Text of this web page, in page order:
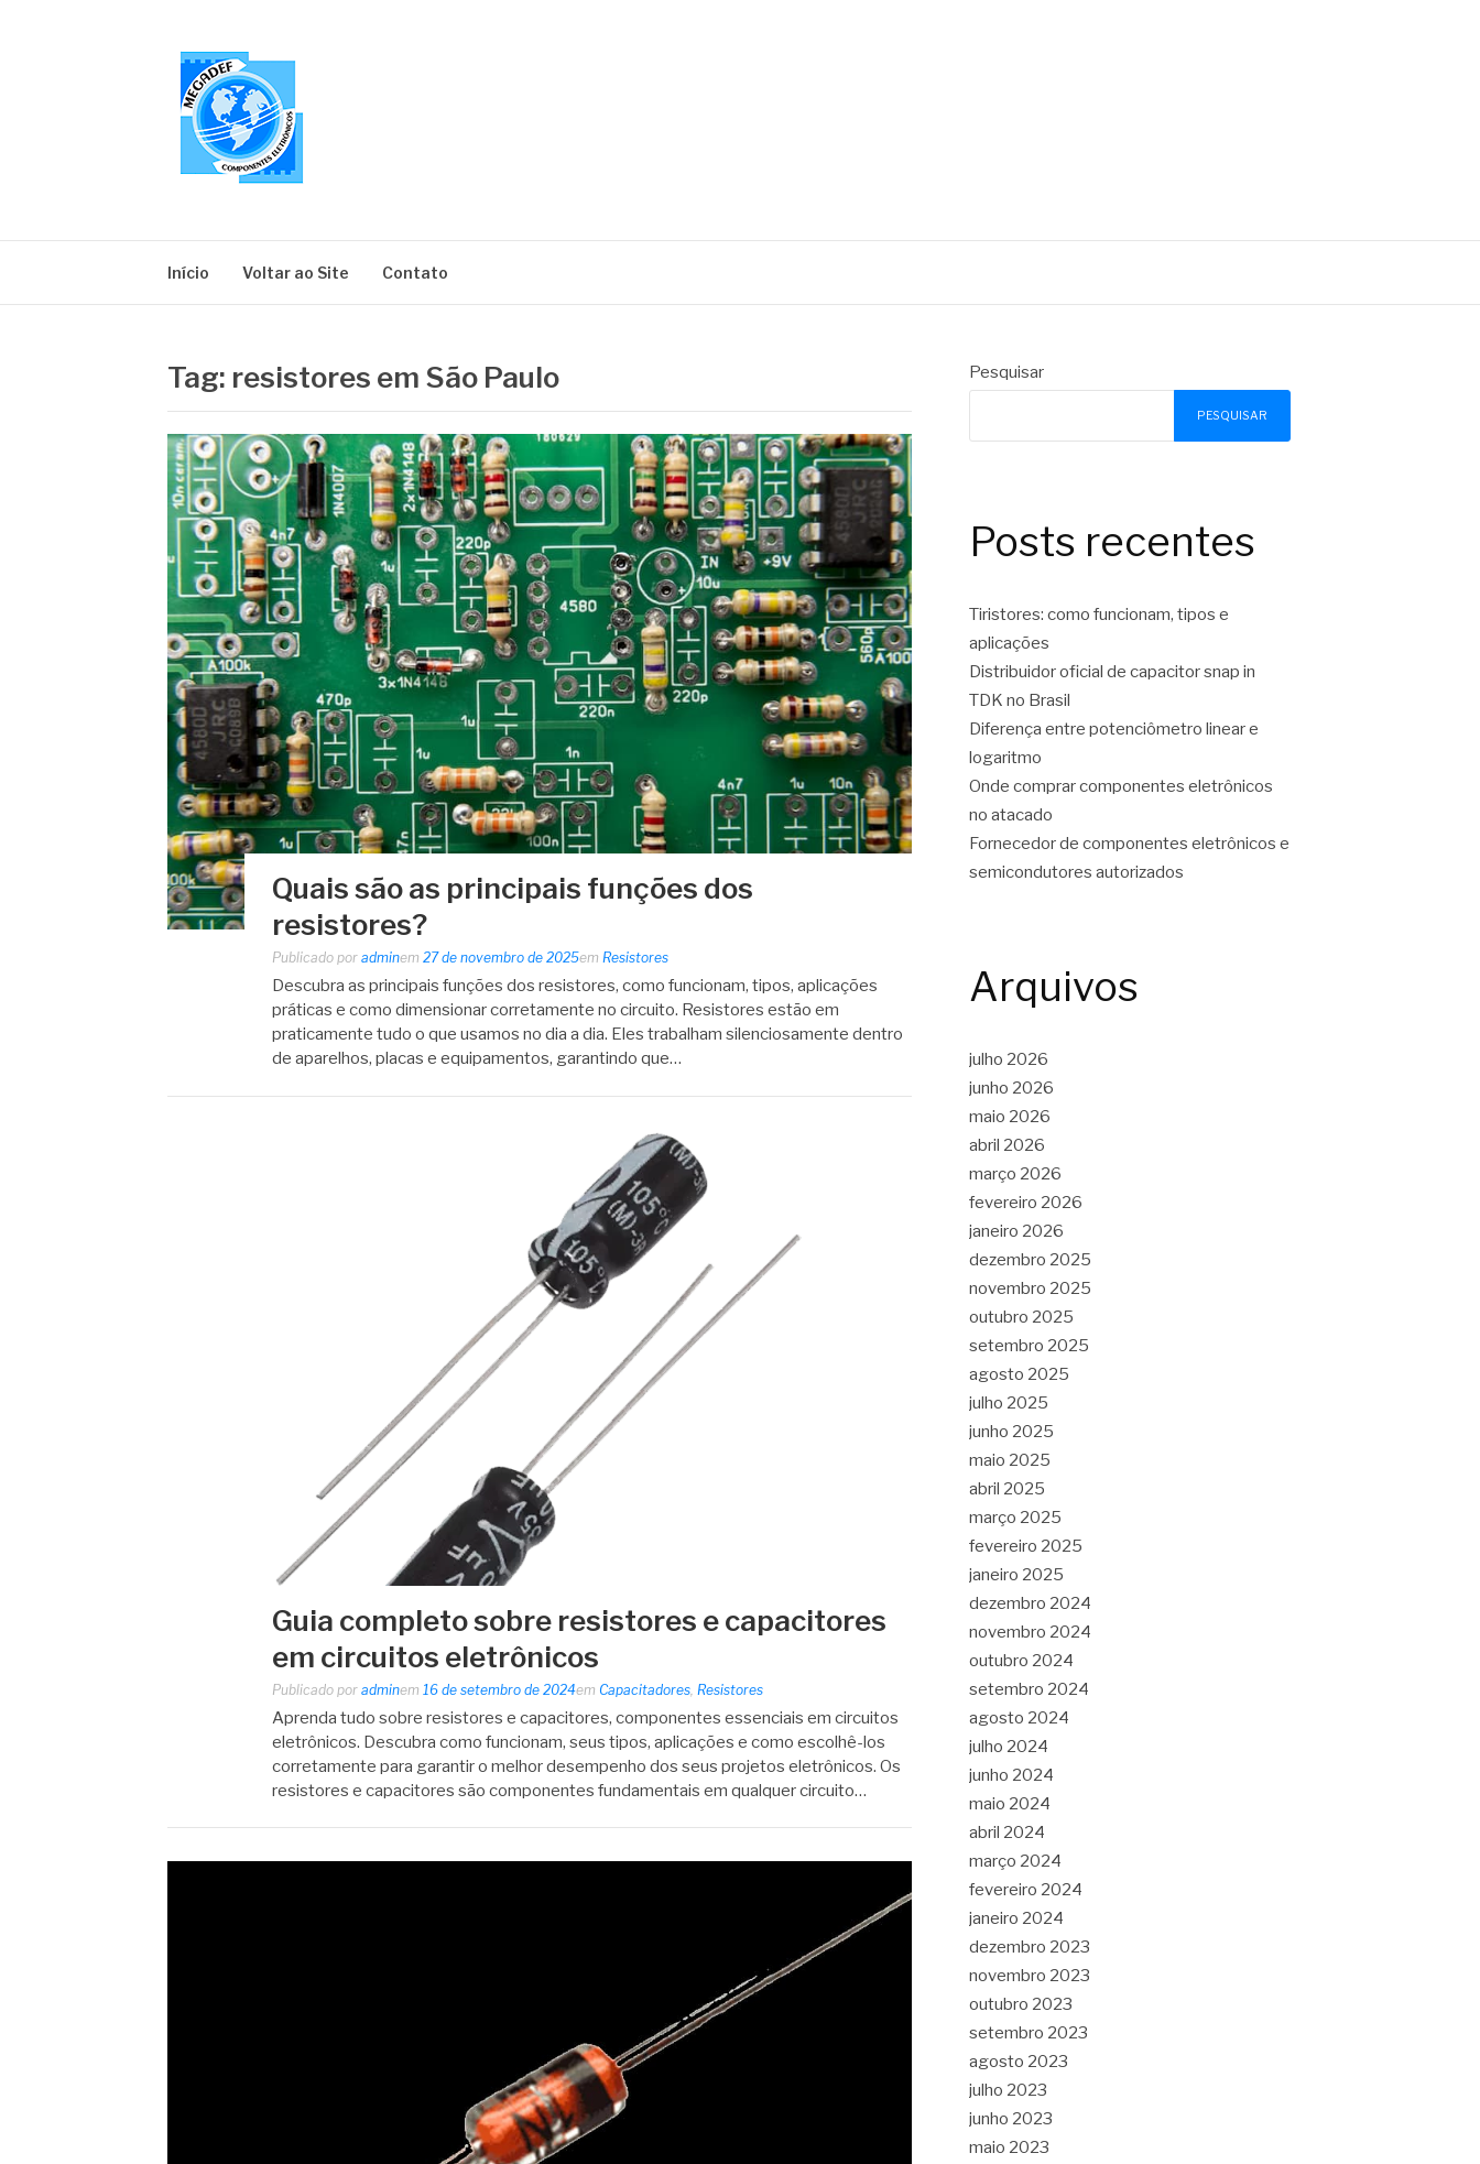
Início Voltar ao Site Contato
Tag: resistores em São Paulo
Quais são as principais funções dos
resistores?
Publicado por adminem 27 de novembro de 2025em Resistores
Descubra as principais funções dos resistores, como funcionam, tipos, aplicações
práticas e como dimensionar corretamente no circuito. Resistores estão em
praticamente tudo o que usamos no dia a dia. Eles trabalham silenciosamente dentro
de aparelhos, placas e equipamentos, garantindo que…
Guia completo sobre resistores e capacitores
em circuitos eletrônicos
Publicado por adminem 16 de setembro de 2024em Capacitadores Resistores
Aprenda tudo sobre resistores e capacitores, componentes essenciais em circuitos
eletrônicos. Descubra como funcionam, seus tipos, aplicações e como escolhê-los
corretamente para garantir o melhor desempenho dos seus projetos eletrônicos. Os
resistores e capacitores são componentes fundamentais em qualquer circuito…
Pesquisar
PESQUISAR
Posts recentes
Tiristores: como funcionam, tipos e
aplicações
Distribuidor oficial de capacitor snap in
TDK no Brasil
Diferença entre potenciômetro linear e
logaritmo
Onde comprar componentes eletrônicos
no atacado
Fornecedor de componentes eletrônicos e
semicondutores autorizados
Arquivos
julho 2026
junho 2026
maio 2026
abril 2026
março 2026
fevereiro 2026
janeiro 2026
dezembro 2025
novembro 2025
outubro 2025
setembro 2025
agosto 2025
julho 2025
junho 2025
maio 2025
abril 2025
março 2025
fevereiro 2025
janeiro 2025
dezembro 2024
novembro 2024
outubro 2024
setembro 2024
agosto 2024
julho 2024
junho 2024
maio 2024
abril 2024
março 2024
fevereiro 2024
janeiro 2024
dezembro 2023
novembro 2023
outubro 2023
setembro 2023
agosto 2023
julho 2023
junho 2023
maio 2023